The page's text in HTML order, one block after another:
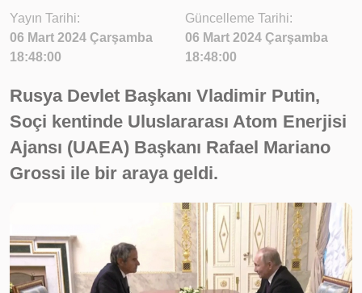
Yayın Tarihi:
06 Mart 2024 Çarşamba
18:48:00
Güncelleme Tarihi:
06 Mart 2024 Çarşamba
18:48:00
Rusya Devlet Başkanı Vladimir Putin,
Soçi kentinde Uluslararası Atom Enerjisi
Ajansı (UAEA) Başkanı Rafael Mariano
Grossi ile bir araya geldi.